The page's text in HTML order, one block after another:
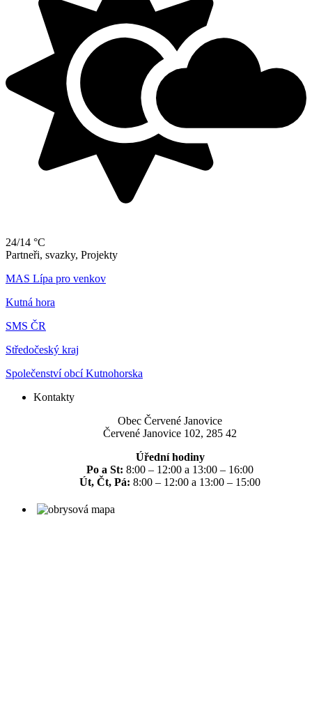
24/14 °C
Partneři, svazky, Projekty
MAS Lípa pro venkov
Kutná hora
SMS ČR
Středočeský kraj
Společenství obcí Kutnohorska
Kontakty
Obec Červené Janovice
Červené Janovice 102, 285 42
Úřední hodiny
Po a St: 8:00 – 12:00 a 13:00 – 16:00
Út, Čt, Pá: 8:00 – 12:00 a 13:00 – 15:00